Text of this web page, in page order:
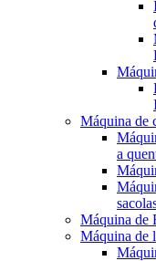
Máquina de
a
Máquina de
Máquina de